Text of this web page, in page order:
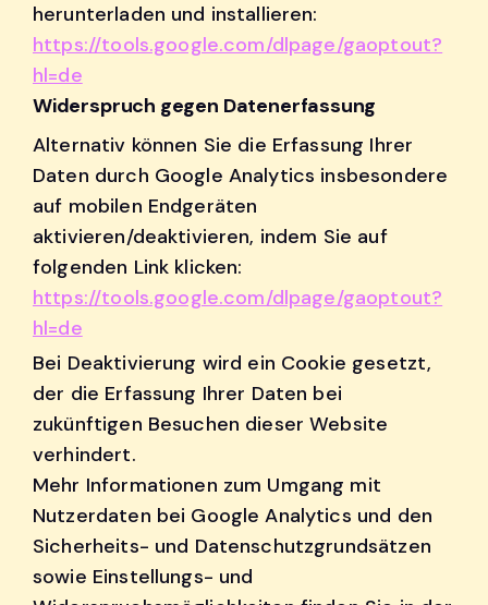
herunterladen und installieren:
https://tools.google.com/dlpage/gaoptout?
hl=de
Widerspruch gegen Datenerfassung
Alternativ können Sie die Erfassung Ihrer
Daten durch Google Analytics insbesondere
auf mobilen Endgeräten
aktivieren/deaktivieren, indem Sie auf
folgenden Link klicken:
https://tools.google.com/dlpage/gaoptout?
hl=de
Bei Deaktivierung wird ein Cookie gesetzt,
der die Erfassung Ihrer Daten bei
zukünftigen Besuchen dieser Website
verhindert.
Mehr Informationen zum Umgang mit
Nutzerdaten bei Google Analytics und den
Sicherheits- und Datenschutzgrundsätzen
sowie Einstellungs- und